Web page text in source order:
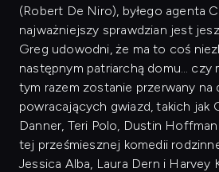
(Robert De Niro), byłego agenta
najważniejszy sprawdzian jest
Greg udowodni, że ma to coś
następnym patriarchą domu… czy
tym razem zostanie przerwany na
powracających gwiazd, takich jak
Danner, Teri Polo, Dustin
tej prześmiesznej komedii
Jessica Alba, Laura Dern i Harvey